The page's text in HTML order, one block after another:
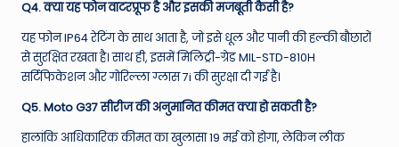
Q4. क्या यह फोन वाटरप्रूफ है और इसकी मजबूती कैसी है?
यह फोन IP64 रेटिंग के साथ आता है, जो इसे धूल और पानी की हल्की बौछारों
से सुरक्षित रखता है।साथ ही, इसमें मिलिट्री-ग्रेड MIL-STD-810H
सर्टिफिकेशन और गोरिल्ला ग्लास 7i की सुरक्षा दी गई है।
Q5. Moto G37 सीरीज की अनुमानित कीमत क्या हो सकती है?
हालांकि आधिकारिक कीमत का खुलासा 19 मई को होगा, लेकिन लीक